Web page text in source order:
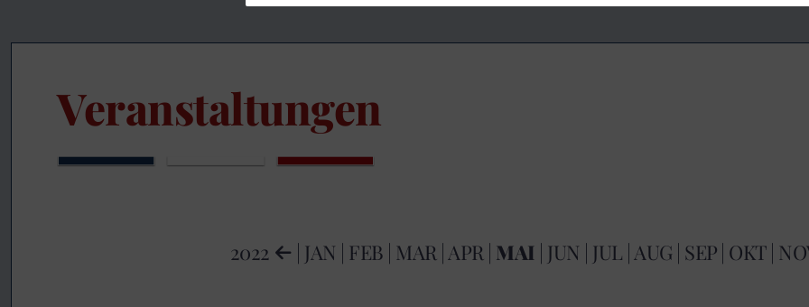
Veranstaltungen
2022 | JAN | FEB | MAR|APR| MAI | JUN | JUL |AUG | SEP| OKT|